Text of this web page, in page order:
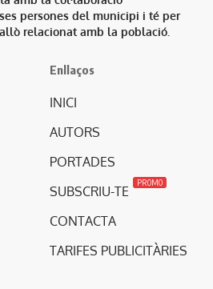
persones del municipi i té per
relacionat amb la població.
Enllaços
INICI
AUTORS
PORTADES
SUBSCRIU-TE
PROMO
CONTACTA
TARIFES PUBLICITÀRIES